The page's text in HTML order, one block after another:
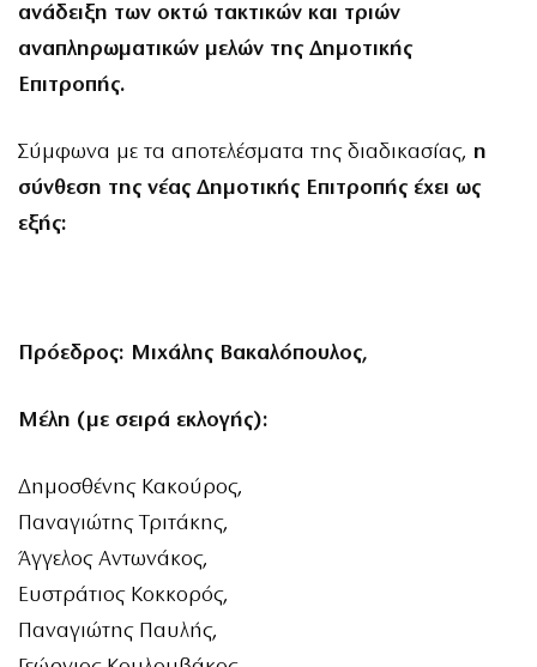
ανάδειξη των οκτώ τακτικών και τριών
αναπληρωματικών μελών της Δημοτικής
Επιτροπής.
Σύμφωνα με τα αποτελέσματα της διαδικασίας, η
σύνθεση της νέας Δημοτικής Επιτροπής έχει ως
εξής:
Πρόεδρος: Μιχάλης Βακαλόπουλος,
Μέλη (με σειρά εκλογής):
Δημοσθένης Κακούρος,
Παναγιώτης Τριτάκης,
Άγγελος Αντωνάκος,
Ευστράτιος Κοκκορός,
Παναγιώτης Παυλής,